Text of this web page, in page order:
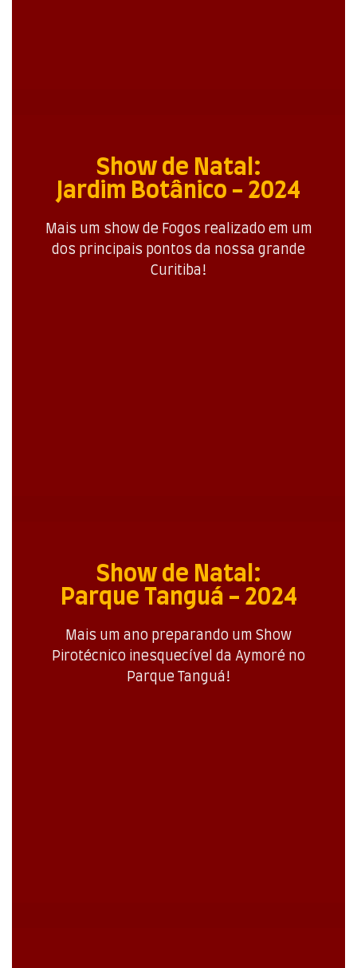
Show de Natal:
Jardim Botânico - 2024
Mais um show de Fogos realizado em um
dos principais pontos da nossa grande
Curitiba!
Show de Natal:
Parque Tanguá - 2024
Mais um ano preparando um Show
Pirotécnico inesquecível da Aymoré no
Parque Tanguá!